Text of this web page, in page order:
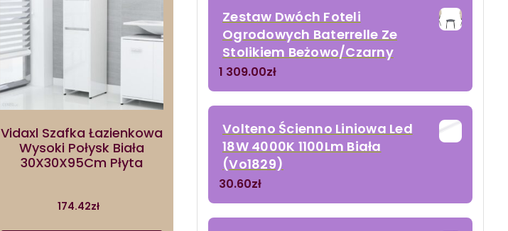
Vidaxl Szafka Łazienkowa
Wysoki Połysk Biała
30X30X95Cm Płyta
174.42zł
Zestaw Dwóch Foteli
Ogrodowych Baterrelle Ze
Stolikiem Beżowo/Czarny
1 309.00zł
Volteno Ścienno Liniowa Led
18W 4000K 1100Lm Biała
(Vo1829)
30.60zł